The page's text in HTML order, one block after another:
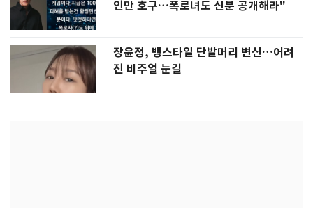
인만 호구…폭로녀도 신분 공개해라"
장윤정, 뱅스타일 단발머리 변신…어려
진 비주얼 눈길